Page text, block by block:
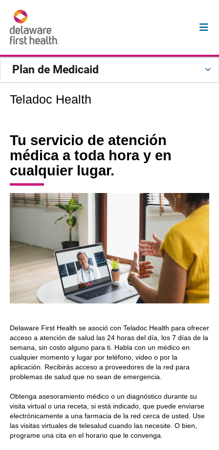
Plan de Medicaid
Teladoc Health
Tu servicio de atención
médica a toda hora y en
cualquier lugar.
Delaware First Health se asoció con Teladoc Health para ofrecer
acceso a atención de salud las 24 horas del día, los 7 días de la
semana, sin costo alguno para ti. Habla con un médico en
cualquier momento y lugar por teléfono, video o por la
aplicación. Recibirás acceso a proveedores de la red para
problemas de salud que no sean de emergencia.
Obtenga asesoramiento médico o un diagnóstico durante su
visita virtual o una receta, si está indicado, que puede enviarse
electrónicamente a una farmacia de la red cerca de usted. Use
las visitas virtuales de telesalud cuando las necesite. O bien,
programe una cita en el horario que le convenga.